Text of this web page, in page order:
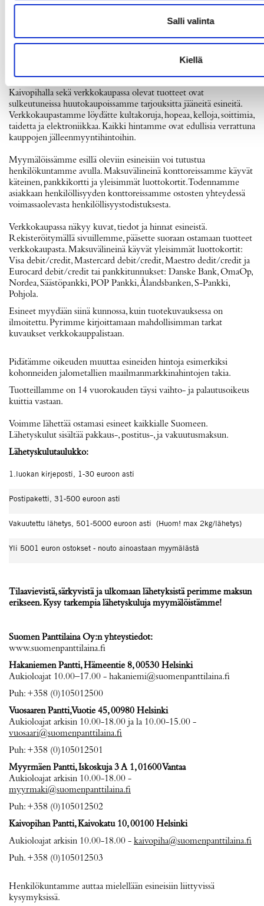
Salli valinta
Kiellä
kuittia vastaan.
Verkkokauppa
Kaivopihalla sekä verkkokaupassa olevat tuotteet ovat
sulkeutuneissa huutokaupoissamme tarjouksitta jääneitä esineitä.
Verkkokaupastamme löydätte kultakoruja, hopeaa, kelloja, soittimia,
taidetta ja elektroniikkaa. Kaikki hintamme ovat edullisia verrattuna
kauppojen jälleenmyyntihintoihin.
Myymälöissämme esillä oleviin esineisiin voi tutustua
henkilökuntamme avulla. Maksuvälineinä konttoreissamme käyvät
käteinen, pankkikortti ja yleisimmät luottokortit. Todennamme
asiakkaan henkilöllisyyden konttoreissamme ostosten yhteydessä
voimassaolevasta henkilöllisyystodistuksesta.
Verkkokaupassa näkyy kuvat, tiedot ja hinnat esineistä.
Rekisteröitymällä sivuillemme, pääsette suoraan ostamaan tuotteet
verkkokaupasta. Maksuvälineinä käyvät yleisimmät luottokortit:
Visa debit/credit, Mastercard debit/credit, Maestro dedit/credit ja
Eurocard debit/credit tai pankkitunnukset: Danske Bank, OmaOp,
Nordea, Säästöpankki, POP Pankki, Ålandsbanken, S-Pankki,
Pohjola.
Esineet myydään siinä kunnossa, kuin tuotekuvauksessa on
ilmoitettu. Pyrimme kirjoittamaan mahdollisimman tarkat
kuvaukset verkkokauppalistaan.
Pidätämme oikeuden muuttaa esineiden hintoja esimerkiksi
kohonneiden jalometallien maailmanmarkkinahintojen takia.
Tuotteillamme on 14 vuorokauden täysi vaihto- ja palautusoikeus
kuittia vastaan.
Voimme lähettää ostamasi esineet kaikkialle Suomeen.
Lähetyskulut sisältää pakkaus-, postitus-, ja vakuutusmaksun.
Lähetyskulutaulukko:
1.luokan kirjeposti, 1-30 euroon asti
Postipaketti, 31-500 euroon asti
Vakuutettu lähetys, 501-5000 euroon asti (Huom! max 2kg/lähetys)
Yli 5001 euron ostokset - nouto ainoastaan myymälästä
Tilaavievistä, särkyvistä ja ulkomaan lähetyksistä perimme maksun
erikseen. Kysy tarkempia lähetyskuluja myymälöistämme!
Suomen Panttilaina Oy:n yhteystiedot:
www.suomenpanttilaina.fi
Hakaniemen Pantti, Hämeentie 8, 00530 Helsinki
Aukioloajat 10.00–17.00 - hakaniemi@suomenpanttilaina.fi
Puh: +358 (0)105012500
Vuosaaren Pantti, Vuotie 45, 00980 Helsinki
Aukioloajat arkisin 10.00-18.00 ja la 10.00-15.00 -
vuosaari@suomenpanttilaina.fi
Puh: +358 (0)105012501
Myyrmäen Pantti, Iskoskuja 3 A 1, 01600 Vantaa
Aukioloajat arkisin 10.00-18.00 -
myyrmaki@suomenpanttilaina.fi
Puh: +358 (0)105012502
Kaivopihan Pantti, Kaivokatu 10, 00100 Helsinki
Aukioloajat arkisin 10.00-18.00 - kaivopiha@suomenpanttilaina.fi
Puh. +358 (0)105012503
Henkilökuntamme auttaa mielellään esineisiin liittyvissä
kysymyksissä.